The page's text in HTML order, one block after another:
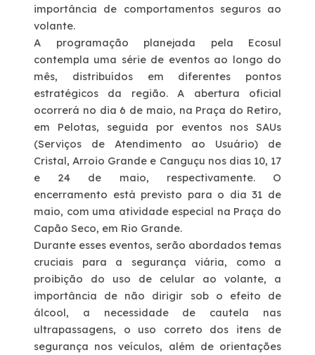
Dúvidas
Fornecedores
Trabalhe Conosco
Ouvidoria
WhatsApp
importância de comportamentos seguros ao
volante.
A programação planejada pela Ecosul
contempla uma série de eventos ao longo do
mês, distribuídos em diferentes pontos
estratégicos da região. A abertura oficial
ocorrerá no dia 6 de maio, na Praça do Retiro,
em Pelotas, seguida por eventos nos SAUs
(Serviços de Atendimento ao Usuário) de
Cristal, Arroio Grande e Canguçu nos dias 10, 17
e 24 de maio, respectivamente. O
encerramento está previsto para o dia 31 de
maio, com uma atividade especial na Praça do
Capão Seco, em Rio Grande.
Durante esses eventos, serão abordados temas
cruciais para a segurança viária, como a
proibição do uso de celular ao volante, a
importância de não dirigir sob o efeito de
álcool, a necessidade de cautela nas
ultrapassagens, o uso correto dos itens de
segurança nos veículos, além de orientações